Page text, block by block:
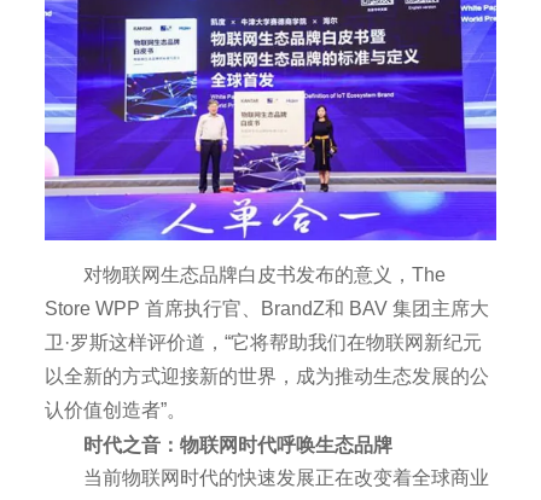
对物联网生态品牌白皮书发布的意义，The
Store WPP 首席执行官、BrandZ和 BAV 集团主席大
卫·罗斯这样评价道，“它将帮助我们在物联网新纪元
以全新的方式迎接新的世界，成为推动生态发展的公
认价值创造者”。
时代之音：物联网时代呼唤生态品牌
当前物联网时代的快速发展正在改变着全球商业